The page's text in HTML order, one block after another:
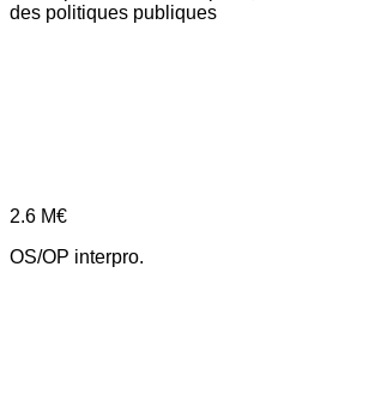
des politiques publiques
2.6 M€
OS/OP interpro.